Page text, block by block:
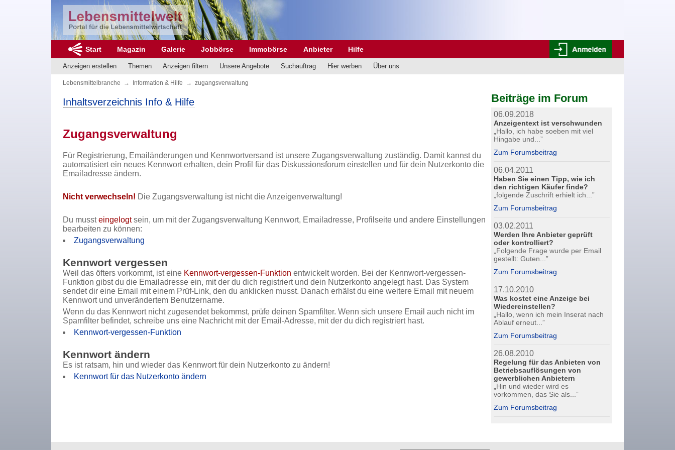
Start Magazin Galerie Jobbörse Immobörse Anbieter Hilfe
Anzeigen erstellen Themen Anzeigen filtern Unsere Angebote Suchauftrag Hier werben Über uns
Lebensmittelbranche → Information & Hilfe → zugangsverwaltung
Inhaltsverzeichnis Info & Hilfe
Zugangsverwaltung
Für Registrierung, Emailänderungen und Kennwortversand ist unsere Zugangsverwaltung zuständig. Damit kannst du
automatisiert ein neues Kennwort erhalten, dein Profil für das Diskussionsforum einstellen und für dein Nutzerkonto die
Emailadresse ändern.
Nicht verwechseln! Die Zugangsverwaltung ist nicht die Anzeigenverwaltung!
Du mussteingelogtsein, um mit der Zugangsverwaltung Kennwort, Emailadresse, Profilseite und andere Einstellungen
bearbeiten zu können:
Zugangsverwaltung
Kennwort vergessen
Weil das öfters vorkommt, ist eine Kennwort-vergessen-Funktion entwickelt worden. Bei der Kennwort-vergessen-
Funktion gibst du die Emailadresse ein, mit der du dich registriert und dein Nutzerkonto angelegt hast. Das System
sendet dir eine Email mit einem Prüf-Link, den du anklicken musst. Danach erhälst du eine weitere Email mit neuem
Kennwort und unverändertem Benutzername.
Wenn du das Kennwort nicht zugesendet bekommst, prüfe deinen Spamfilter. Wenn sich unsere Email auch nicht im
Spamfilter befindet, schreibe uns eine Nachricht mit der Email-Adresse, mit der du dich registriert hast.
Kennwort-vergessen-Funktion
Kennwort ändern
Es ist ratsam, hin und wieder das Kennwort für dein Nutzerkonto zu ändern!
Kennwort für das Nutzerkonto ändern
Beiträge im Forum
06.09.2018
Anzeigentext ist verschwunden
„Hallo, ich habe soeben mit viel
Hingabe und...”
Zum Forumsbeitrag
06.04.2011
Haben Sie einen Tipp, wie ich
den richtigen Käufer finde?
„folgende Zuschrift erhielt ich...”
Zum Forumsbeitrag
03.02.2011
Werden Ihre Anbieter geprüft
oder kontrolliert?
„Folgende Frage wurde per Email
gestellt: Guten...”
Zum Forumsbeitrag
17.10.2010
Was kostet eine Anzeige bei
Wiedereinstellen?
„Hallo, wenn ich mein Inserat nach
Ablauf erneut...”
Zum Forumsbeitrag
26.08.2010
Regelung für das Anbieten von
Betriebsauflösungen von
gewerblichen Anbietern
„Hin und wieder wird es
vorkommen, das Sie als...”
Zum Forumsbeitrag